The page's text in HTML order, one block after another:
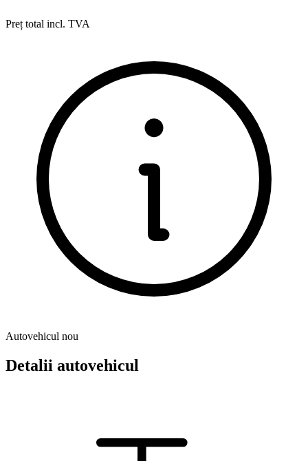
Preț total incl. TVA
Autovehicul nou
Detalii autovehicul